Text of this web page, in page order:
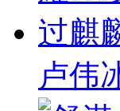
卢伟